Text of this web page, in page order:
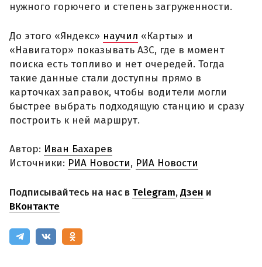
нужного горючего и степень загруженности.
До этого «Яндекс» научил «Карты» и
«Навигатор» показывать АЗС, где в момент
поиска есть топливо и нет очередей. Тогда
такие данные стали доступны прямо в
карточках заправок, чтобы водители могли
быстрее выбрать подходящую станцию и сразу
построить к ней маршрут.
Автор: Иван Бахарев
Источники: РИА Новости, РИА Новости
Подписывайтесь на нас в Telegram,Дзен и
ВКонтакте